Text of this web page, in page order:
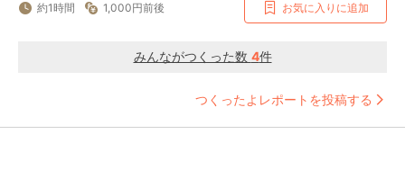
約1時間 1,000円前後 お気に入りに追加
みんながつくった数 4件
つくったよレポートを投稿する